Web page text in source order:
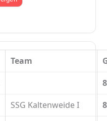
Team
SSG Kaltenweide I